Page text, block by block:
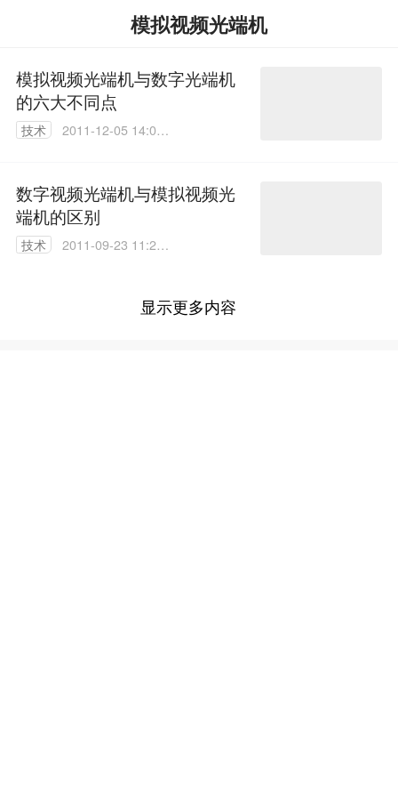
模拟视频光端机
模拟视频光端机与数字光端机
的六大不同点
技术
2011-12-05 14:08:
数字视频光端机与模拟视频光
端机的区别
技术
2011-09-23 11:29:
显示更多内容